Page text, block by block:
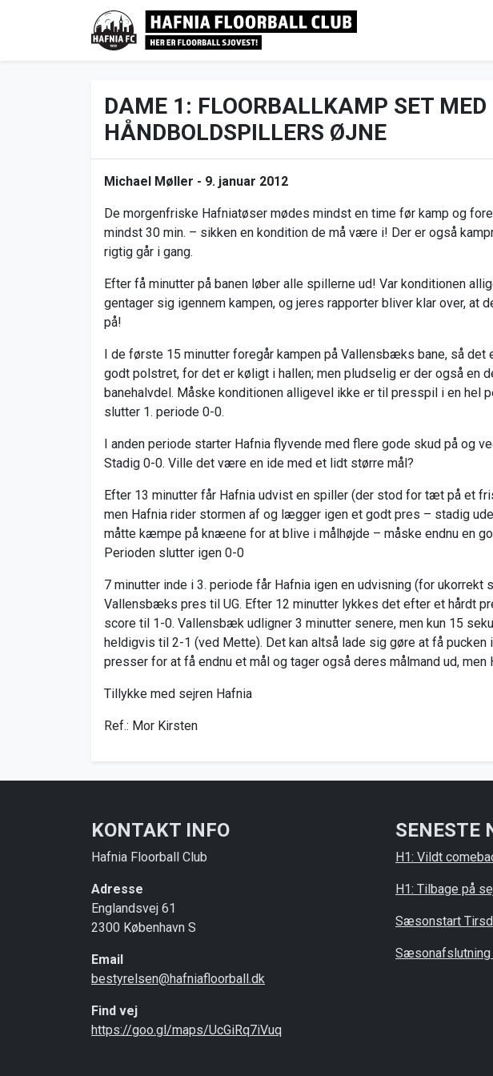
DAME 1: FLOORBALLKAMP SET MED
HÅNDBOLDSPILLERS ØJNE
Michael Møller - 9. januar 2012
De morgenfriske Hafniatøser mødes mindst en time før kamp og
mindst 30 min. – sikken en kondition de må være i! Der er også
rigtig går i gang.
Efter få minutter på banen løber alle spillerne ud! Var konditionen
gentager sig igennem kampen, og jeres rapporter bliver klar over, at
på!
I de første 15 minutter foregår kampen på Vallensbæks bane, så det
godt polstret, for det er køligt i hallen; men pludselig er der også en
banehalvdel. Måske konditionen alligevel ikke er til presspil i en hel
slutter 1. periode 0-0.
I anden periode starter Hafnia flyvende med flere gode skud på og
Stadig 0-0. Ville det være en ide med et lidt større mål?
Efter 13 minutter får Hafnia udvist en spiller (der stod for tæt på et
men Hafnia rider stormen af og lægger igen et godt pres – stadig
måtte kæmpe på knæene for at blive i målhøjde – måske endnu en
Perioden slutter igen 0-0
7 minutter inde i 3. periode får Hafnia igen en udvisning (for ukorrekt
Vallensbæks pres til UG. Efter 12 minutter lykkes det efter et hårdt
score til 1-0. Vallensbæk udligner 3 minutter senere, men kun 15
heldigvis til 2-1 (ved Mette). Det kan altså lade sig gøre at få
presser for at få endnu et mål og tager også deres målmand ud,
Tillykke med sejren Hafnia
Ref.: Mor Kirsten
KONTAKT INFO
Hafnia Floorball Club
Adresse
Englandsvej 61
2300 København S
Email
bestyrelsen@hafniafloorball.dk
Find vej
https://goo.gl/maps/UcGiRq7iVuq
SENESTE
H1: Vildt
H1: Tilbage på
Sæsonstart
Sæsonafslutning